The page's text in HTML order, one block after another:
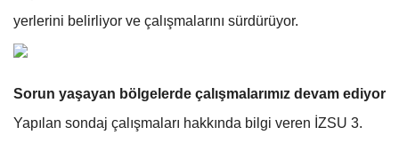
yerlerini belirliyor ve çalışmalarını sürdürüyor.
Sorun yaşayan bölgelerde çalışmalarımız devam ediyor
Yapılan sondaj çalışmaları hakkında bilgi veren İZSU 3.